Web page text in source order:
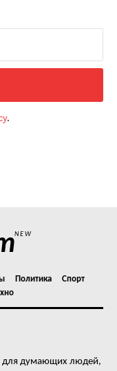
.
NEW
Политика
Спорт
для думающих людей,